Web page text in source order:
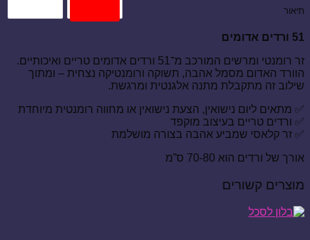
תיאור
51 ורדים אדומים
זר רומנטי ומרשים המורכב מ־51 ורדים אדומים טריים ואיכותיים.
הוורד האדום מסמל אהבה, תשוקה ורומנטיקה נצחית – ומתוך
שילוב זה מתקבלת מתנה אלגנטית ומרגשת.
✅ מתאים ליום נישואין, הצעת נישואין או מחווה רומנטית מיוחדת
✅ ורדים טריים בעיצוב מוקפד
✅ זר קלאסי שמביע אהבה בצורה מושלמת
אורך של ורדים הוא 70-80 ס”מ
מוצרים קשורים